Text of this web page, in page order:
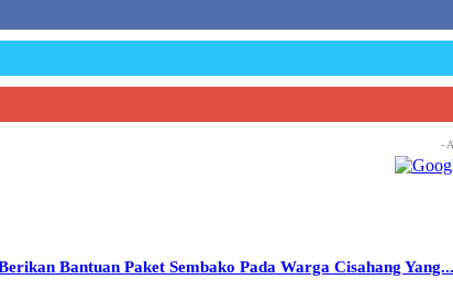
-
Bantuan Paket Sembako Pada Warga Cisahang Yang...